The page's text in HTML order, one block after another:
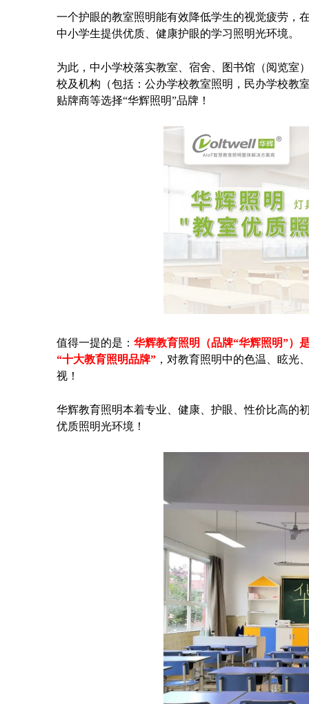
一个护眼的教室照明能有效降低学生的视觉疲劳，
中小学生提供优质、健康护眼的学习照明光环境。
为此，中小学校落实教室、宿舍、图书馆（阅览室
校及机构（包括：公办学校教室照明，民办学校教
贴牌商等选择“华辉照明”品牌！
值得一提的是： 华辉教育照明（品牌“华辉照明”）
“十大教育照明品牌” ，对教育照明中的色温、眩光
视！
华辉教育照明本着专业、健康、护眼、性价比高的
优质照明光环境！